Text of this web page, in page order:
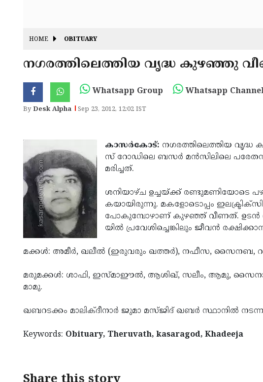
HOME OBITUARY
ന­ഗ­ര­ത്തി­ലെത്തി­യ വൃ­ദ്ധ കുഴ­ഞ്ഞു
Whatsapp Group Whatsapp
ByDesk Alpha Sep 23, 2012, 12:02 IST
കാസര്‍­കോ­ട്: ന­ഗ­ര­ത്തി­ലെത്തി­യ വൃ­ദ്ധ
സ് റോ­ഡി­ലെ ബ­സര്‍ മന്‍­സി­ലി­ലെ
മ­രി­ച്ച­ത്.
ശ­നി­യാഴ്ച ഉ­ച്ച­യ്­ക്ക് ര­ണ്ടു­മണി­യോ­ടെ
ക­യാ­യി­രുന്നു. മ­ക­ളോ­ടൊ­പ്പം
പോ­കു­മ്പോ­ഴാ­ണ് കുഴ­ഞ്ഞ് വീ­ണത്. ഉ­ടന്‍
യില്‍ പ്ര­വേ­ശി­ച്ചെ­ങ്കി­ലും ജീ­വന്‍
മ­ക്കള്‍: അ­മീര്‍, ഖ­ലീല്‍ (ഇ­രു­വരും ഖത്തര്‍), ന­ഫീ­സ, സൈന­ബ,
മ­രു­മക്കള്‍: ശാഫി, ഇ­സ്­മാ­ഈല്‍, ആ­ശിഖ്, സ­ലീം, ആ­മു,
മാമു.
ഖ­ബ­റ­ട­ക്കം മാ­ലി­ക്­ദീ­നാര്‍ ജു­മാ­ മ­സ്­ജി­ദ് ഖ­ബര്‍ സ്ഥാ­നി­ല്‍
Keywords: Obituary, Theruvath, kasaragod, Khadeeja